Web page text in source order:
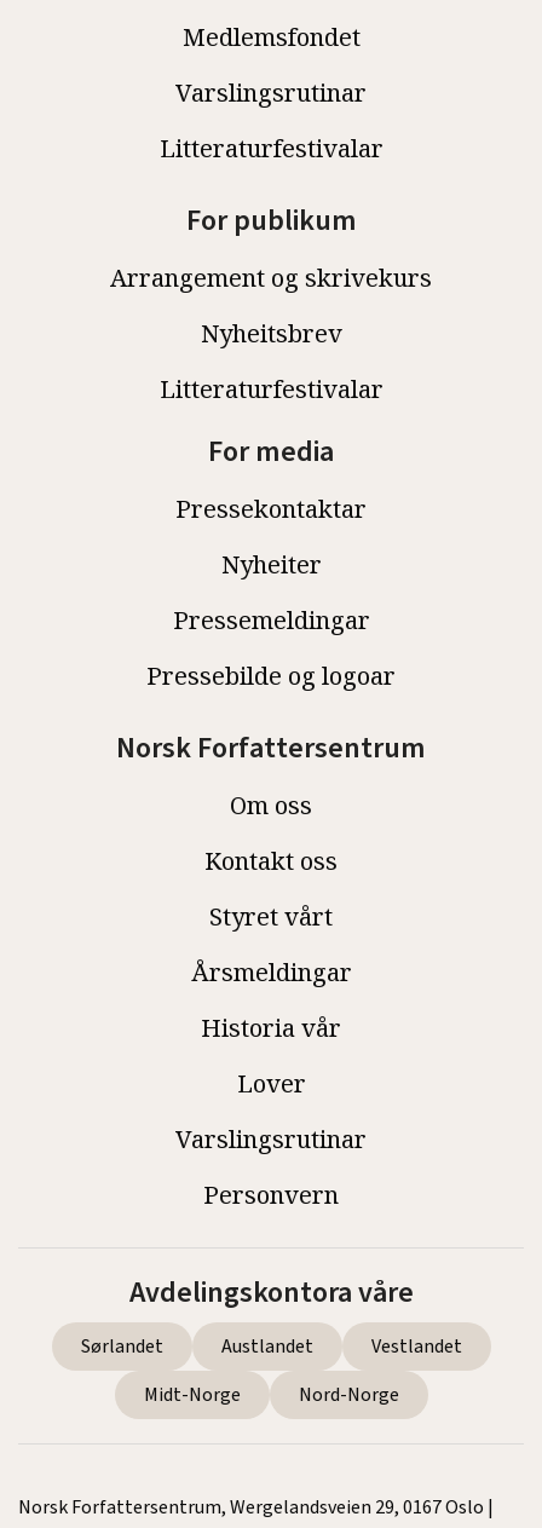
Medlemsfondet
Varslingsrutinar
Litteraturfestivalar
For publikum
Arrangement og skrivekurs
Nyheitsbrev
Litteraturfestivalar
For media
Pressekontaktar
Nyheiter
Pressemeldingar
Pressebilde og logoar
Norsk Forfattersentrum
Om oss
Kontakt oss
Styret vårt
Årsmeldingar
Historia vår
Lover
Varslingsrutinar
Personvern
Avdelingskontora våre
Sørlandet Austlandet
Vestlandet
Midt-Norge
Nord-Norge
Norsk Forfattersentrum, Wergelandsveien 29, 0167 Oslo |